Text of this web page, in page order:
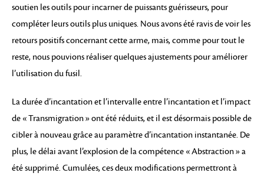
soutien les outils pour incarner de puissants guérisseurs, pour
compléter leurs outils plus uniques. Nous avons été ravis de voir les
retours positifs concernant cette arme, mais, comme pour tout le
reste, nous pouvions réaliser quelques ajustements pour améliorer
l’utilisation du fusil.
La durée d’incantation et l’intervalle entre l’incantation et l’impact
de « Transmigration » ont été réduits, et il est désormais possible de
cibler à nouveau grâce au paramètre d’incantation instantanée. De
plus, le délai avant l’explosion de la compétence « Abstraction » a
été supprimé. Cumulées, ces deux modifications permettront à